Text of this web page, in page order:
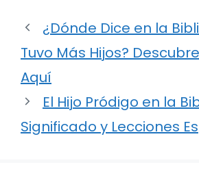
¿Dónde Dice en la
Tuvo Más Hijos?
Aquí
El Hijo Pródigo en la
Significado y Lecciones